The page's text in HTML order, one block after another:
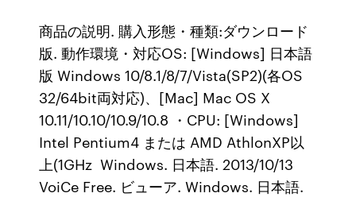
商品の説明. 購入形態・種類:ダウンロード
版. 動作環境・対応OS: [Windows] 日本語
版 Windows 10/8.1/8/7/Vista(SP2)(各OS
32/64bit両対応)、[Mac] Mac OS X
10.11/10.10/10.9/10.8 ・CPU: [Windows]
Intel Pentium4 または AMD AthlonXP以
上(1GHz Windows. 日本語. 2013/10/13
VoiCe Free. ビューア. Windows. 日本語.